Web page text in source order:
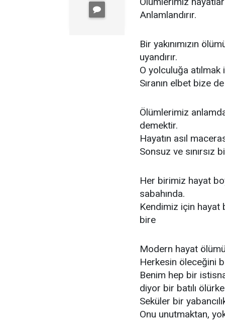
Anlamlandırır.
Bir yakınımızın
uyandırır.
O yolculuğa
Sıranın elbet bize
Ölümlerimiz
demektir.
Hayatın asıl
Sonsuz ve sınırsız
Her birimiz hayat
sabahında.
Kendimiz için hayat
bire
Modern hayat
Herkesin öleceğini
Benim hep bir
diyor bir batılı
Seküler bir
Onu unutmaktan,